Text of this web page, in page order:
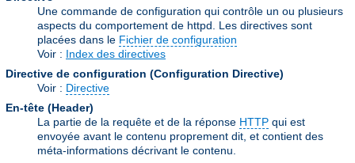
Une commande de configuration qui contrôle un ou plusieurs
aspects du comportement de httpd. Les directives sont
placées dans le Fichier de configuration
Voir : Index des directives
Directive de configuration (Configuration Directive)
Voir : Directive
En-tête (Header)
La partie de la requête et de la réponse HTTP qui est
envoyée avant le contenu proprement dit, et contient des
méta-informations décrivant le contenu.